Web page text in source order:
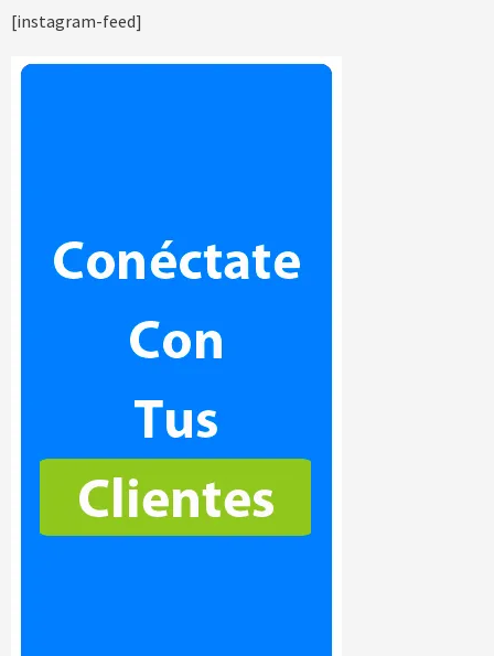
[instagram-feed]